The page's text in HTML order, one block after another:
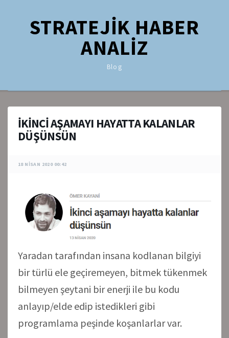
STRATEJİK HABER
ANALİZ
Blog
İKİNCİ AŞAMAYI HAYATTA KALANLAR
DÜŞÜNSÜN
18 NISAN 2020 00:42
Yaradan tarafından insana kodlanan bilgiyi
bir türlü ele geçiremeyen, bitmek tükenmek
bilmeyen şeytani bir enerji ile bu kodu
anlayıp/elde edip istedikleri gibi
programlama peşinde koşanlarlar var.